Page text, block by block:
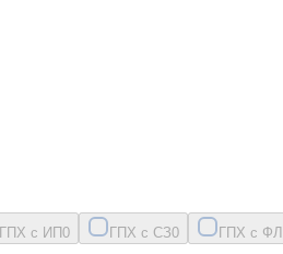
ГПХ с ИП0 ГПХ с СЗ0 ГПХ с ФЛ